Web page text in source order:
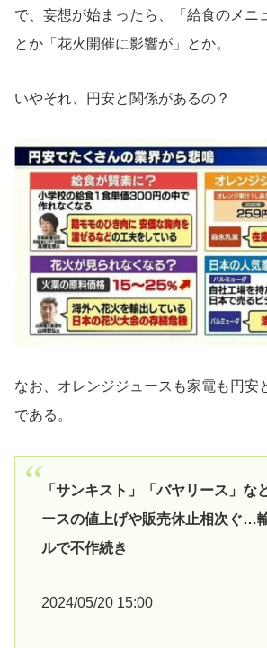
で、妄想が始まったら、「給食のメニ
とか「花火開催に影響が」とか。
いやそれ、円安と関係があるの？
なお、オレンジジュースも家電も円安
である。
「サンキスト」「バヤリース」な
ースの値上げや販売休止相次ぐ…
ルで不作続き
2024/05/20 15:00